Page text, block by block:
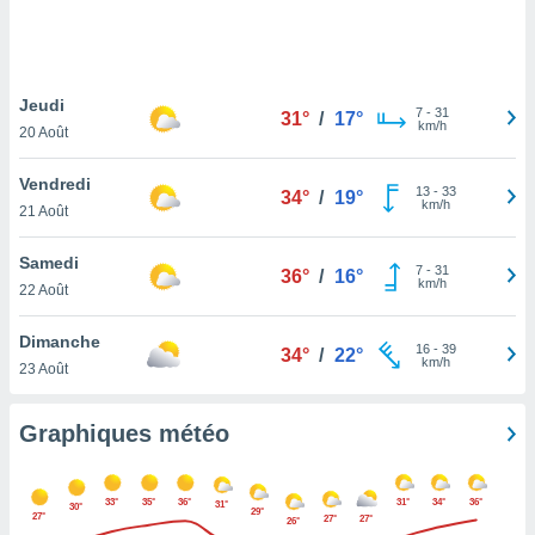
pas
de
à
cas,
que
sur le
ne
Jeudi
20 Août
31° / 17° 7- 31
km/h
Vendredi
21 Août
34° / 19° 13- 33
km/h
Samedi
22 Août
36° / 16° 7- 31
km/h
Dimanche
23 Août
34° / 22° 16- 39
km/h
Graphiques météo
27°
30° 33° 35° 36° 31°
29°
26°
27° 27°
31° 34° 36°